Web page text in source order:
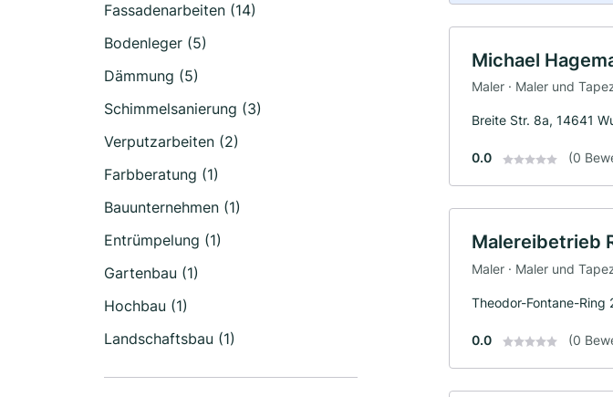
Fassadenarbeiten (14)
Bodenleger (5)
Dämmung (5)
Schimmelsanierung (3)
Verputzarbeiten (2)
Farbberatung (1)
Bauunternehmen (1)
Entrümpelung (1)
Gartenbau (1)
Hochbau (1)
Landschaftsbau (1)
Michael
Maler · Maler und
Breite Str. 8a, 14641
0.0 (0
Malereibetrieb
Maler · Maler und
Theodor-Fontane-Ring
0.0 (0